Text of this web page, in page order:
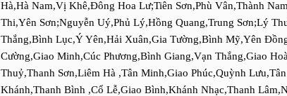
Hà,Hà Nam,Vị Khê,Đông Hoa Lư;Tiên Sơn,Phù Vân,Thành
Thi,Yên Sơn;Nguyễn Uý,Phủ Lý,Hồng Quang,Trung Sơn;Lý
Thắng,Bình Lục,Ý Yên,Hải Xuân,Gia Tường,Bình Mỹ,Yên
Cường,Giao Minh,Cúc Phương,Bình Giang,Vạn Thắng,Giao
Thuỷ,Thanh Sơn,Liêm Hà ,Tân Minh,Giao Phúc,Quỳnh
Khánh,Thanh Bình ,Cổ Lễ,Giao Bình,Khánh Nhạc,Thanh